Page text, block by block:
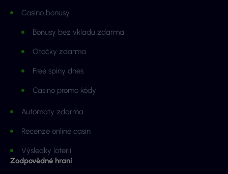
Casino bonusy
Bonusy bez vkladu zdarma
Otočky zdarma
Free spiny dnes
Casino promo kódy
Automaty zdarma
Recenze online casin
Výsledky loterií
Zodpovědné hraní